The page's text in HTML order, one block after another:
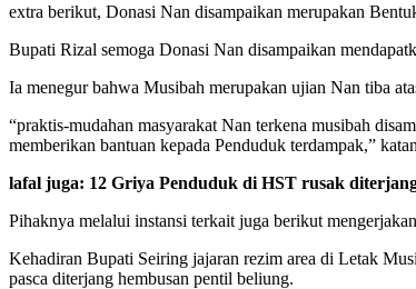
extra berikut, Donasi Nan disampaikan merupakan
Bupati Rizal semoga Donasi Nan disampaikan
Ia menegur bahwa Musibah merupakan ujian Nan tiba
“praktis-mudahan masyarakat Nan terkena musibah
memberikan bantuan kepada Penduduk terdampak,”
lafal juga: 12 Griya Penduduk di HST rusak
Pihaknya melalui instansi terkait juga berikut
Kehadiran Bupati Seiring jajaran rezim area di Letak
pasca diterjang hembusan pentil beliung.